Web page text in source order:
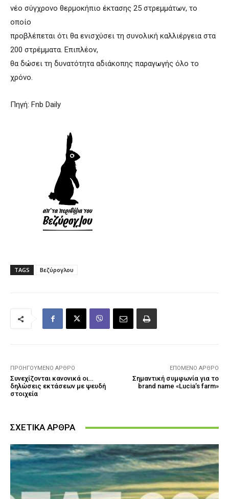
νέο σύγχρονο θερμοκήπιο έκτασης 25 στρεμμάτων, το
οποίο
προβλέπεται ότι θα ενισχύσει τη συνολική καλλιέργεια στα
200 στρέμματα. Επιπλέον,
θα δώσει τη δυνατότητα αδιάκοπης παραγωγής όλο το
χρόνο.
Πηγή: Fnb Daily
TAGS Βεζύρογλου
ΠΡΟΗΓΟΎΜΕΝΟ ΆΡΘΡΟ
Συνεχίζονται κανονικά οι…
δηλώσεις εκτάσεων με ψευδή
στοιχεία
ΕΠΌΜΕΝΟ ΆΡΘΡΟ
Σημαντική συμφωνία για το
brand name «Lucia’s farm»
ΣΧΕΤΙΚΑ ΑΡΘΡΑ